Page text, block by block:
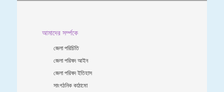
আমাদের সর্ম্পকে
জেলা পরিচিতি
জেলা পরিষদ আইন
জেলা পরিষদ ইতিহাস
সাংগঠনিক কাঠামো